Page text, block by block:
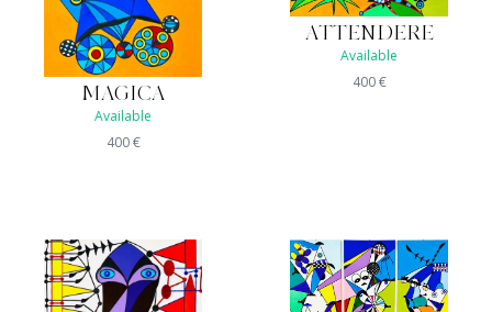
MAGICA
Available
400€
ATTENDERE
Available
400€